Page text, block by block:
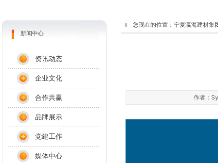
您现在的位置： 宁夏瀛海建材集
作者：
新闻中心
资讯动态
企业文化
合作共赢
品牌展示
党建工作
媒体中心